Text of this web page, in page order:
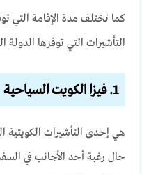
كما تختلف مدة الإقامة التي
التأشيرات التي توفرها الدولة
1. فيزا الكويت السياحية
هي إحدى التأشيرات الكويتية
حال رغبة أحد الأجانب في